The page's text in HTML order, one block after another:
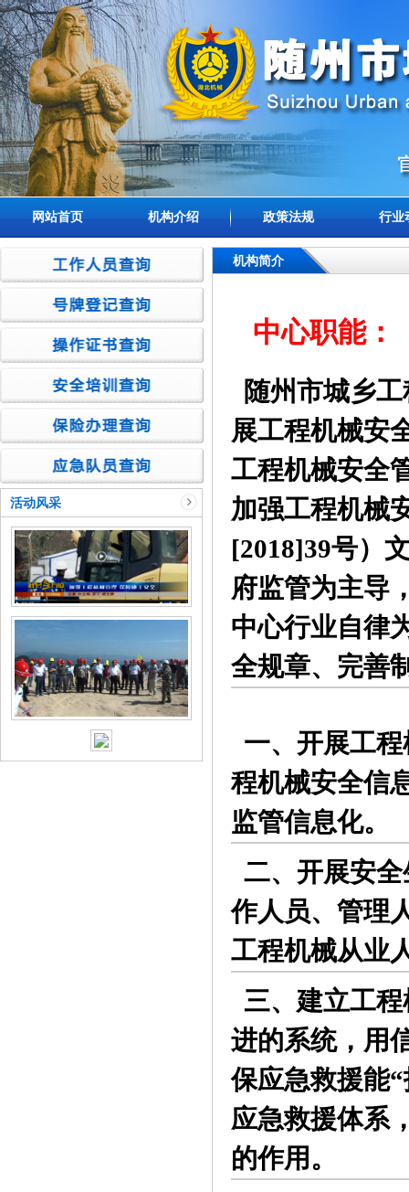
网站首页 机构介绍 政策法规 行业
活动风采
机构简介
中心职能：
随州市城乡工
展工程机械安
工程机械安全
加强工程机械
[2018]39号）
府监管为主导
中心行业自律
全规章、完善
一、开展工
程机械安全信
监管信息化。
二、开展安
作人员、管理
工程机械从业
三、建立工
进的系统，用
保应急救援能
应急救援体系
的作用。